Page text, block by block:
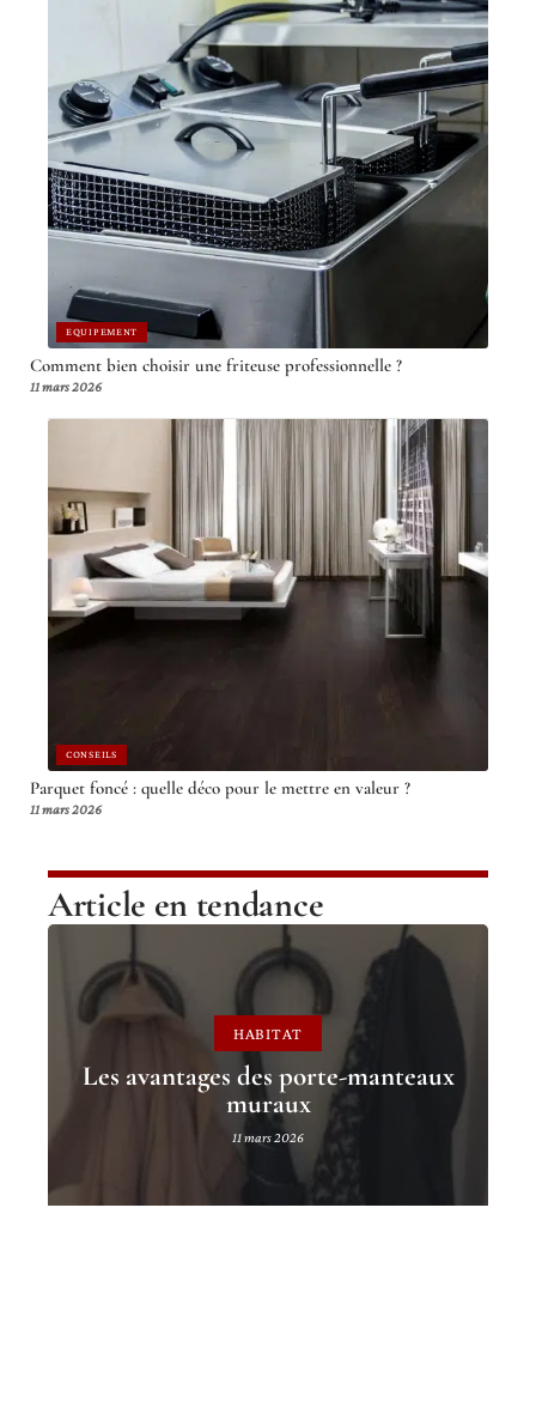
EQUIPEMENT
Comment bien choisir une friteuse professionnelle ?
11 mars 2026
CONSEILS
Parquet foncé : quelle déco pour le mettre en valeur ?
11 mars 2026
Article en tendance
HABITAT
Les avantages des porte-manteaux
muraux
11 mars 2026